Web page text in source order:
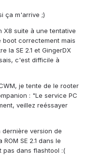
ça m'arrive ;)
X8 suite à une tentative
boot correctement mais
la SE 2.1 et GingerDX
c'est difficile à
je tente de le rooter
: "Le service PC
veillez reéssayer
version de
SE 2.1 dans le
pas dans flashtool :(